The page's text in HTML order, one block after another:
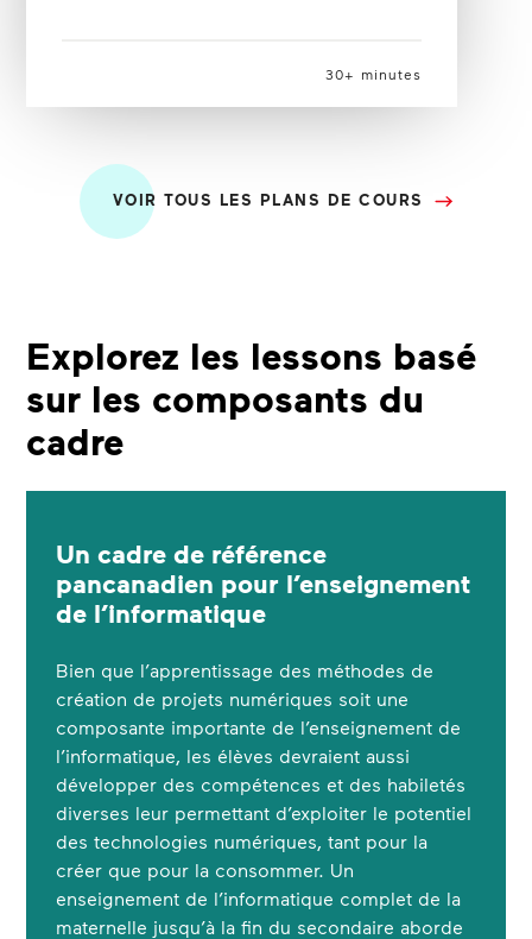
30+ minutes
VOIR TOUS LES PLANS DE COURS
Explorez les lessons basé
sur les composants du
cadre
Un cadre de référence
pancanadien pour l’enseignement
de l’informatique
Bien que l’apprentissage des méthodes de
création de projets numériques soit une
composante importante de l’enseignement de
l’informatique, les élèves devraient aussi
développer des compétences et des habiletés
diverses leur permettant d’exploiter le potentiel
des technologies numériques, tant pour la
créer que pour la consommer. Un
enseignement de l’informatique complet de la
maternelle jusqu’à la fin du secondaire aborde